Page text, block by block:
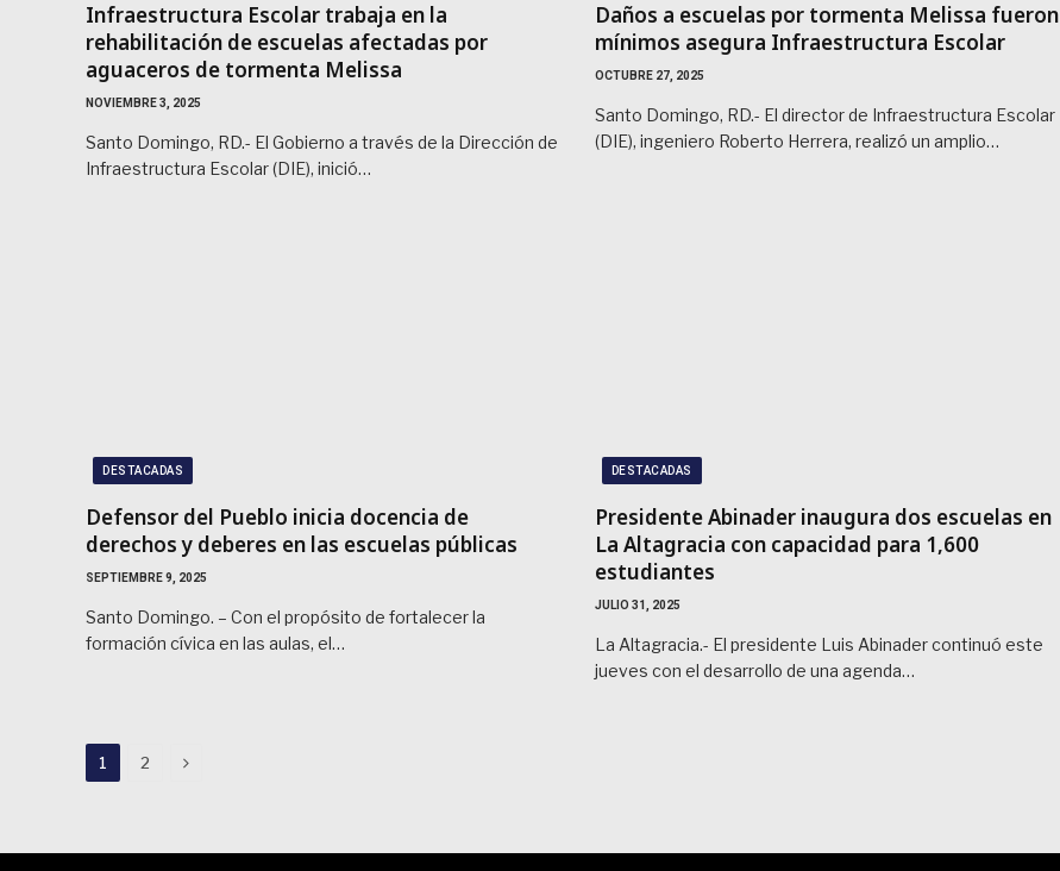
Infraestructura Escolar trabaja en la
rehabilitación de escuelas afectadas por
aguaceros de tormenta Melissa
NOVIEMBRE 3, 2025
Santo Domingo, RD.- El Gobierno a través de la Dirección de
Infraestructura Escolar (DIE), inició…
Daños a escuelas por tormenta Melissa fueron
mínimos asegura Infraestructura Escolar
OCTUBRE 27, 2025
Santo Domingo, RD.- El director de Infraestructura Escolar
(DIE), ingeniero Roberto Herrera, realizó un amplio…
DESTACADAS
Defensor del Pueblo inicia docencia de
derechos y deberes en las escuelas públicas
SEPTIEMBRE 9, 2025
Santo Domingo. – Con el propósito de fortalecer la
formación cívica en las aulas, el…
DESTACADAS
Presidente Abinader inaugura dos escuelas en
La Altagracia con capacidad para 1,600
estudiantes
JULIO 31, 2025
La Altagracia.- El presidente Luis Abinader continuó este
jueves con el desarrollo de una agenda…
1 2 Next